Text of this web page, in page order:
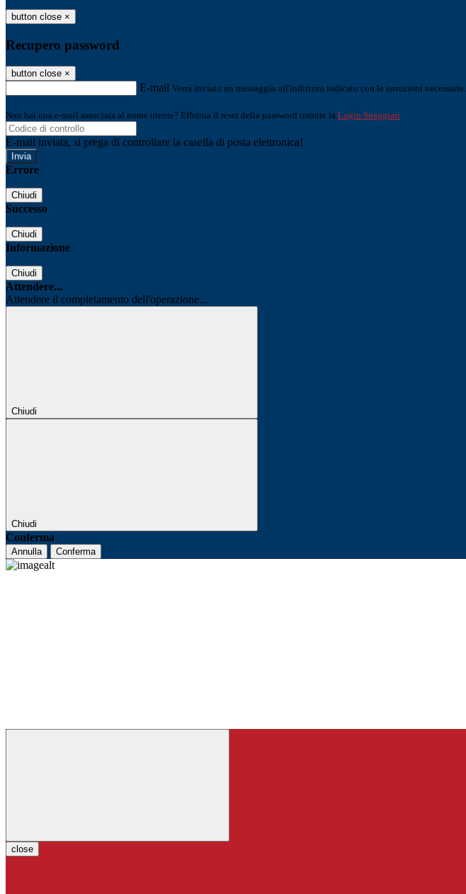
button close ×
Recupero password
button close ×
E-mail Verrà inviato un messaggio all'indirizzo indicato con le istruzioni necessarie.
Non hai una e-mail associata al nome utente? Effettua il reset della password tramite la Login Spaggiari
E-mail inviata, si prega di controllare la casella di posta elettronica!
Errore
Chiudi
Successo
Chiudi
Informazione
Chiudi
Attendere...
Attendere il completamento dell'operazione...
Chiudi
Chiudi
Conferma
Annulla Conferma
close